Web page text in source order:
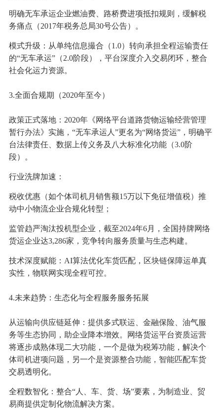
明确无车承运企业燃油费、路桥费进项抵扣规则，缓解税
务痛点（2017年税务总局30号公告）。
模式升级：从单纯信息撮合（1.0）转向承担全程运输责任
的“无车承运”（2.0阶段），平台深度介入交易闭环，整合
社会化运力资源。
3.全面合规期（2020年至今）
政策正式落地：2020年《网络平台道路货物运输经营管理
暂行办法》实施，“无车承运人”更名为“网络货运”，明确平
台法律责任、数据上传义务及八大标准化功能（3.0阶
段）。
行业洗牌加速：
税收优惠（如个体司机月销售额15万以下免征增值税）推
动中小物流企业合规化转型；
监管趋严淘汰投机型企业，截至2024年6月，全国持牌网络
货运企业达3,286家，竞争转向服务质量与生态构建。
技术深度赋能：AI算法优化车货匹配，区块链保障运单真
实性，物联网实现全程可控。
4.未来趋势：生态化与全程服务服务拓展
从运输向供应链延伸：提供多式联运、金融保险、油气服
务等生态协同，助企业降本增效。网络货运平台资质运营
将逐步成熟体现二大功能，一个是做为税筹功能，解决个
体司机进项问题，另一个是资源整合功能，智能匹配车货
交易透明化。
全程数智化：整合“人、车、货、场”要素，为制造业、贸
易商提供定制化物流解决方案。